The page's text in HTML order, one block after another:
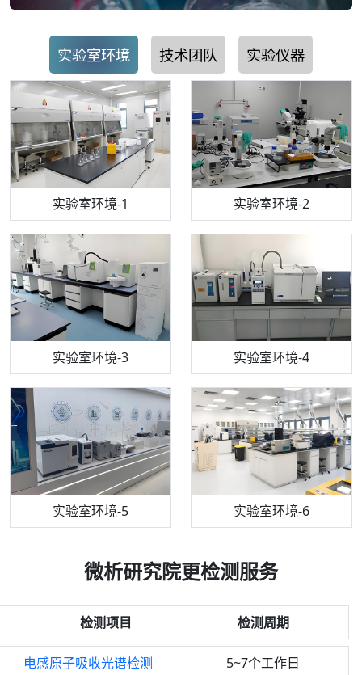
实验室环境 技术团队 实验仪器
实验室环境-1 实验室环境-2
实验室环境-3 实验室环境-4
实验室环境-5 实验室环境-6
机构质检技术员-1 机构质检技术员-2
机构质检技术员-3 机构质检技术员-4
机构质检技术员-5 机构质检技术员-6
步入式恒温恒湿试验箱 电感耦合等离子体光谱仪
高效液相色谱仪 流式细胞仪
气相色谱仪 万能力学试验仪
微析研究院更检测服务
检测项目 检测周期
电感原子吸收光谱检测 5~7个工作日